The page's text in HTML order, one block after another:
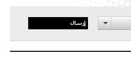
إرسال